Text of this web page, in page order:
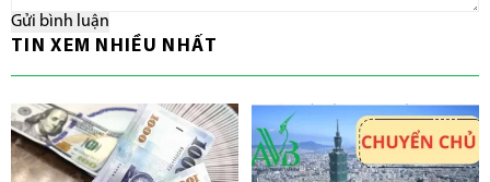
Gửi bình luận
TIN XEM NHIỀU NHẤT